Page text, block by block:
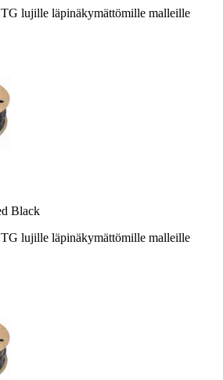
lujille läpinäkymättömille malleille
Black
lujille läpinäkymättömille malleille